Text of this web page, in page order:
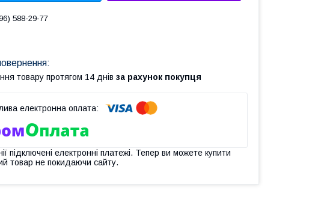
588-29-77
товару протягом 14 днів за рахунок покупця
підключені електронні платежі. Тепер ви можете купити
товар не покидаючи сайту.